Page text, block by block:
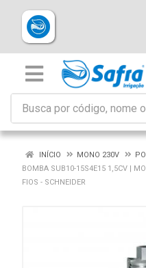
INÍCIO MONO 230V
BOMBA SUB10-15S4E15 1,5CV |
FIOS - SCHNEIDER